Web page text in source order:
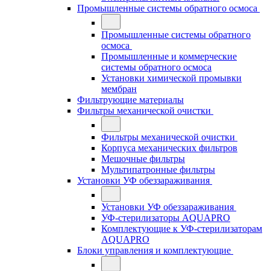
Промышленные системы обратного осмоса
Промышленные системы обратного
осмоса
Промышленные и коммерческие
системы обратного осмоса
Установки химической промывки
мембран
Фильтрующие материалы
Фильтры механической очистки
Фильтры механической очистки
Корпуса механических фильтров
Мешочные фильтры
Мультипатронные фильтры
Установки УФ обеззараживания
Установки УФ обеззараживания
УФ-стерилизаторы AQUAPRO
Комплектующие к УФ-стерилизаторам
AQUAPRO
Блоки управления и комплектующие